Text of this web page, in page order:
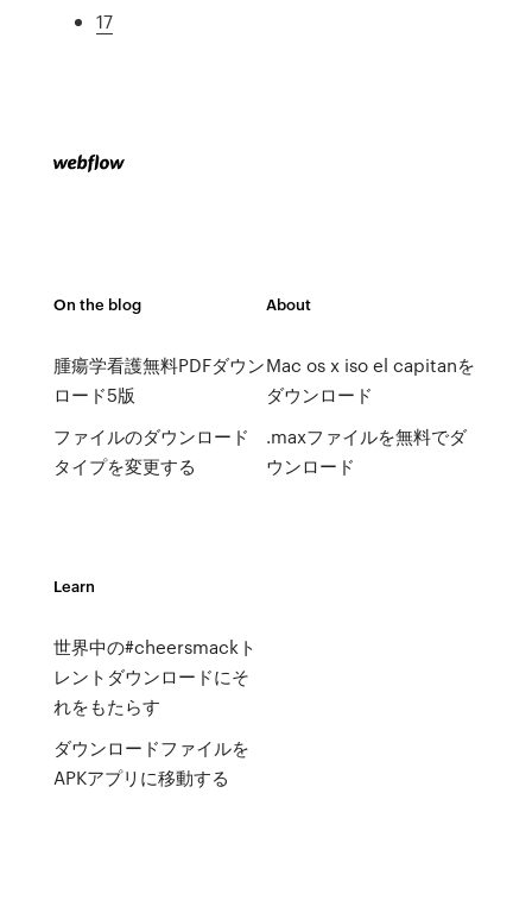
17
On the blog
腫瘍学看護無料PDFダウン
ロード5版
ファイルのダウンロード
タイプを変更する
About
Mac os x iso el capitanを
ダウンロード
.maxファイルを無料でダ
ウンロード
Learn
世界中の#cheersmackト
レントダウンロードにそ
れをもたらす
ダウンロードファイルを
APKアプリに移動する